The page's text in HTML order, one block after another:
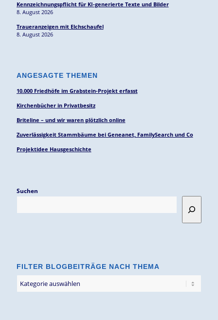
Kennzeichnungspflicht für KI-generierte Texte und Bilder
8. August 2026
Traueranzeigen mit Elchschaufel
8. August 2026
ANGESAGTE THEMEN
10.000 Friedhöfe im Grabstein-Projekt erfasst
Kirchenbücher in Privatbesitz
Briteline – und wir waren plötzlich online
Zuverlässigkeit Stammbäume bei Geneanet, FamilySearch und Co
Projektidee Hausgeschichte
Suchen
FILTER BLOGBEITRÄGE NACH THEMA
Blogbeiträge